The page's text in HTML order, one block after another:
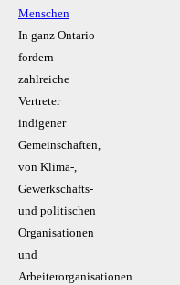
Menschen
In ganz Ontario
fordern
zahlreiche
Vertreter
indigener
Gemeinschaften,
von Klima-,
Gewerkschafts-
und politischen
Organisationen
und
Arbeiterorganisationen